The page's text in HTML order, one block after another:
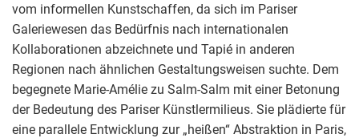
vom informellen Kunstschaffen, da sich im Pariser
Galeriewesen das Bedürfnis nach internationalen
Kollaborationen abzeichnete und Tapié in anderen
Regionen nach ähnlichen Gestaltungsweisen suchte. Dem
begegnete Marie-Amélie zu Salm-Salm mit einer Betonung
der Bedeutung des Pariser Künstlermilieus. Sie plädierte für
eine parallele Entwicklung zur „heißen“ Abstraktion in Paris,